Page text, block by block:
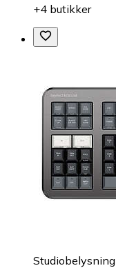
+4 butikker
Studiobelysning